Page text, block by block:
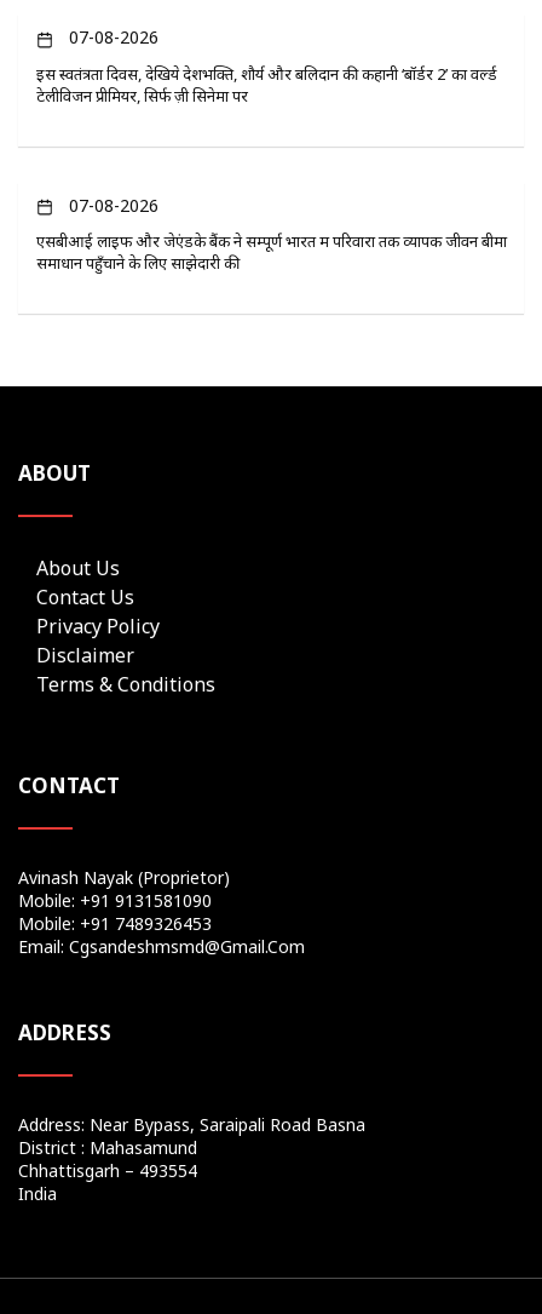
07-08-2026
इस स्वतंत्रता दिवस, देखिये देशभक्ति, शौर्य और बलिदान की कहानी ‘बॉर्डर 2’ का वर्ल्ड
टेलीविजन प्रीमियर, सिर्फ ज़ी सिनेमा पर
07-08-2026
एसबीआई लाइफ और जेएंडके बैंक ने सम्पूर्ण भारत में परिवारों तक व्यापक जीवन बीमा
समाधान पहुँचाने के लिए साझेदारी की
ABOUT
About Us
Contact Us
Privacy Policy
Disclaimer
Terms & Conditions
CONTACT
Avinash Nayak (Proprietor)
Mobile: +91 9131581090
Mobile: +91 7489326453
Email: Cgsandeshmsmd@gmail.com
ADDRESS
Address: Near Bypass, Saraipali Road Basna
District : Mahasamund
Chhattisgarh – 493554
India